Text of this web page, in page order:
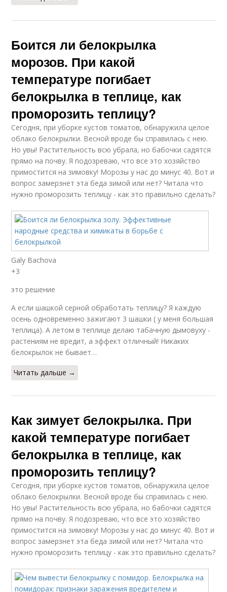
Боится ли белокрылка
морозов. При какой
температуре погибает
белокрылка в теплице, как
проморозить теплицу?
Сегодня, при уборке кустов томатов, обнаружила целое
облако белокрылки. Весной вроде бы справилась с нею.
Но увы! Растительность всю убрала, но бабочки садятся
прямо на почву. Я подозреваю, что все это хозяйство
примостится на зимовку! Морозы у нас до минус 40. Вот и
вопрос замерзнет эта беда зимой или нет? Читала что
нужно проморозить теплицу - как это правильно сделать?
Galy Bachova
+3
это решение
А если шашкой серной обработать теплицу? Я каждую
осень одновременно зажигают 3 шашки ( у меня большая
теплица). А летом в теплице делаю табачную дымовуху -
растениям не вредит, а эффект отличный! Никаких
белокрылок не бывает…
Читать дальше →
Как зимует белокрылка. При
какой температуре погибает
белокрылка в теплице, как
проморозить теплицу?
Сегодня, при уборке кустов томатов, обнаружила целое
облако белокрылки. Весной вроде бы справилась с нею.
Но увы! Растительность всю убрала, но бабочки садятся
прямо на почву. Я подозреваю, что все это хозяйство
примостится на зимовку! Морозы у нас до минус 40. Вот и
вопрос замерзнет эта беда зимой или нет? Читала что
нужно проморозить теплицу - как это правильно сделать?